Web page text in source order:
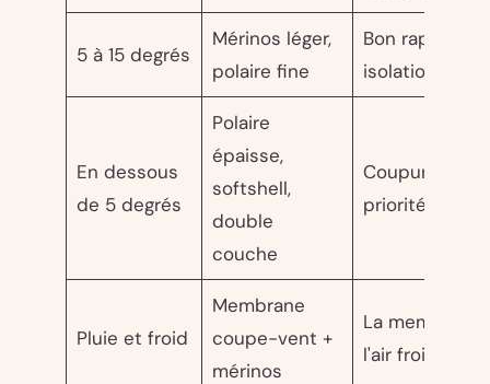
5 à 15 degrés
Mérinos léger,
polaire fine
Bon rapport
isolation/
En dessous
de 5 degrés
Polaire
épaisse,
softshell,
double
couche
Coupure du
priorité
Pluie et froid
Membrane
coupe-vent +
mérinos
La
l'air froid